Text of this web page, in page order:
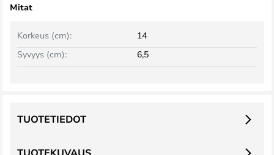
Mitat
Korkeus (cm):
14
Syvyys (cm):
6,5
TUOTETIEDOT